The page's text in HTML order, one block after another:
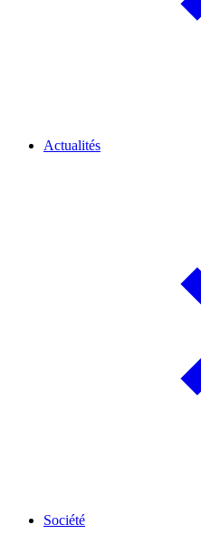
Actualités
Société